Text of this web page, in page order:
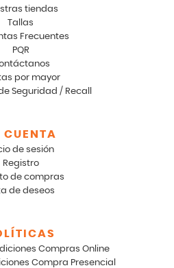
tiendas
Tallas
Frecuentes
PQR
por mayor
Seguridad / Recall
CUENTA
de sesión
Registro
de compras
de deseos
Compras Online
Compra Presencial